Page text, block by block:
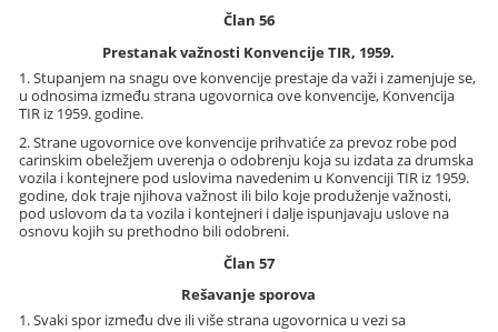
Član 56
Prestanak važnosti Konvencije TIR, 1959.
1. Stupanjem na snagu ove konvencije prestaje da važi i zamenjuje se,
u odnosima između strana ugovornica ove konvencije, Konvencija
TIR iz 1959. godine.
2. Strane ugovornice ove konvencije prihvatiće za prevoz robe pod
carinskim obeležjem uverenja o odobrenju koja su izdata za drumska
vozila i kontejnere pod uslovima navedenim u Konvenciji TIR iz 1959.
godine, dok traje njihova važnost ili bilo koje produženje važnosti,
pod uslovom da ta vozila i kontejneri i dalje ispunjavaju uslove na
osnovu kojih su prethodno bili odobreni.
Član 57
Rešavanje sporova
1. Svaki spor između dve ili više strana ugovornica u vezi sa